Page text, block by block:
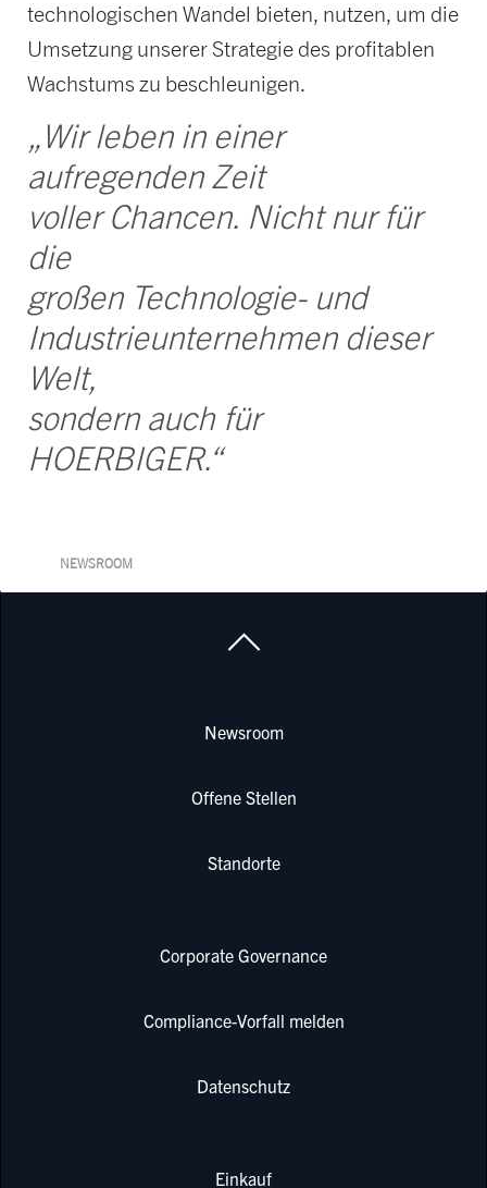
technologischen Wandel bieten, nutzen, um die
Umsetzung unserer Strategie des profitablen
Wachstums zu beschleunigen.
„Wir leben in einer
aufregenden Zeit
voller Chancen. Nicht nur für
die
großen Technologie- und
Industrieunternehmen dieser
Welt,
sondern auch für
HOERBIGER.“
NEWSROOM
Newsroom
Offene Stellen
Standorte
Corporate Governance
Compliance-Vorfall melden
Datenschutz
Einkauf